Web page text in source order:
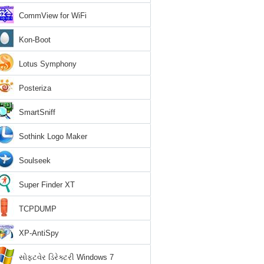
CommView for WiFi
Kon-Boot
Lotus Symphony
Posteriza
SmartSniff
Sothink Logo Maker
Soulseek
Super Finder XT
TCPDUMP
XP-AntiSpy
સોફ્ટવેર ડિરેક્ટરી Windows 7